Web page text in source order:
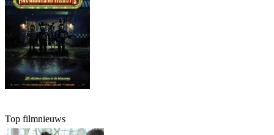
Top filmnieuws